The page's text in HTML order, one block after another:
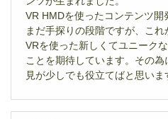
VR HMDを使ったコンテンツ開
まだ手探りの段階ですが、これ
VRを使った新しくてユニーク
ことを期待しています。その為
見が少しでも役立てばと思いま